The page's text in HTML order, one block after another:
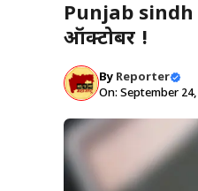
Punjab sindh
ऑक्टोबर !
By Reporter
On: September